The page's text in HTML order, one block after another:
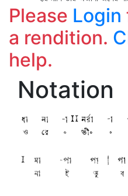
Please Login
a rendition.
help.
Notation